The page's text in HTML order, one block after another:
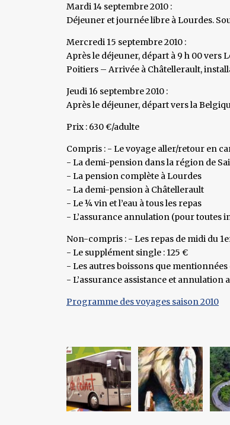
Mardi 14 septembre 2010 :
Déjeuner et journée libre à Lourdes.
Mercredi 15 septembre 2010 :
Après le déjeuner, départ à 9 h 00
Poitiers – Arrivée à Châtellerault,
Jeudi 16 septembre 2010 :
Après le déjeuner, départ vers la
Prix : 630 €/adulte
Compris : - Le voyage aller/retour en
- La demi-pension dans la région de
- La pension complète à Lourdes
- La demi-pension à Châtellerault
- Le ¼ vin et l’eau à tous les repas
- L’assurance annulation (pour toutes
Non-compris : - Les repas de midi du
- Le supplément single : 125 €
- Les autres boissons que mentionnées
- L’assurance assistance et annulation
Programme des voyages saison 2010